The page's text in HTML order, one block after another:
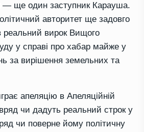
— ще один заступник Карауша.
авторитет ще задовго
реальний вирок Вищого
у справі про хабар майже у
за вирішення земельних та
апеляцію в Апеляційній
чи дадуть реальний строк у
чи поверне йому політичну